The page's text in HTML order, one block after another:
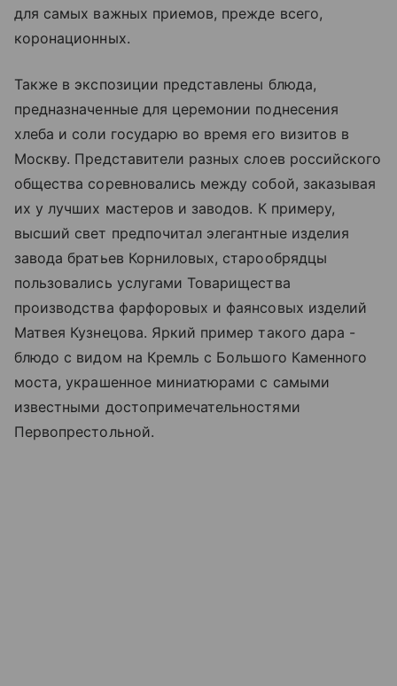
для самых важных приемов, прежде всего,
коронационных.
Также в экспозиции представлены блюда,
предназначенные для церемонии поднесения
хлеба и соли государю во время его визитов в
Москву. Представители разных слоев российского
общества соревновались между собой, заказывая
их у лучших мастеров и заводов. К примеру,
высший свет предпочитал элегантные изделия
завода братьев Корниловых, старообрядцы
пользовались услугами Товарищества
производства фарфоровых и фаянсовых изделий
Матвея Кузнецова. Яркий пример такого дара -
блюдо с видом на Кремль с Большого Каменного
моста, украшенное миниатюрами с самыми
известными достопримечательностями
Первопрестольной.